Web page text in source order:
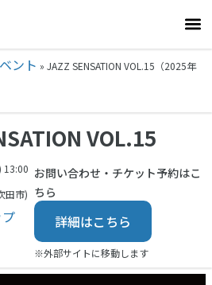
ント » JAZZ SENSATION VOL.15（2025年
VOL.15
13:00
田市)
お問い合わせ・チケット予約はこ
ちら
詳細はこちら
※外部サイトに移動します